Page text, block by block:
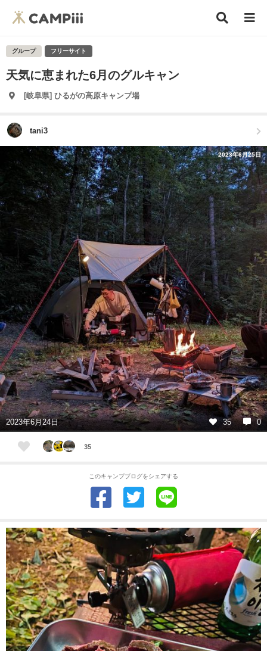
グループ フリーサイト
天気に恵まれた6月のグルキャン
[岐阜県] ひるがの高原キャンプ場
tani3
2023年6月25日
2023年6月24日 35 0
35
このキャンプブログをシェアする